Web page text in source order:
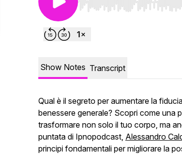
Use Left/Right to seek,
Show Notes Transcript
Qual è il segreto per aumentare la
benessere generale? Scopri come una
trasformare non solo il tuo corpo, ma
puntata di Ipnopodcast, Alessandro
principi fondamentali per migliorare la